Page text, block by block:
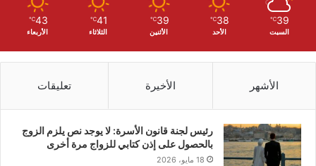
39
℃
السبت
38
℃
الأحد
39
℃
الأثنين
41
℃
الثلاثاء
43
℃
الأربعاء
الأشهر الأخيرة تعليقات
رئيس لجنة قانون الأسرة: لا يوجد نص يلزم الزوج
بالحصول على إذن كتابي للزواج مرة أخرى
18 مايو، 2026